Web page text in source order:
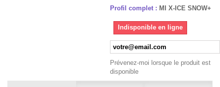
Profil complet : MI X-ICE SNOW+
Indisponible en ligne
Prévenez-moi lorsque le produit est
disponible